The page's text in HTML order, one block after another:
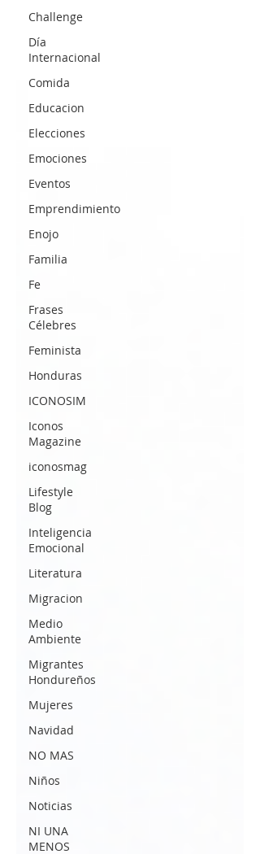
Challenge
Día
Internacional
Comida
Educacion
Elecciones
Emociones
Eventos
Emprendimiento
Enojo
Familia
Fe
Frases
Célebres
Feminista
Honduras
ICONOSIM
Iconos
Magazine
iconosmag
Lifestyle
Blog
Inteligencia
Emocional
Literatura
Migracion
Medio
Ambiente
Migrantes
Hondureños
Mujeres
Navidad
NO MAS
Niños
Noticias
NI UNA
MENOS